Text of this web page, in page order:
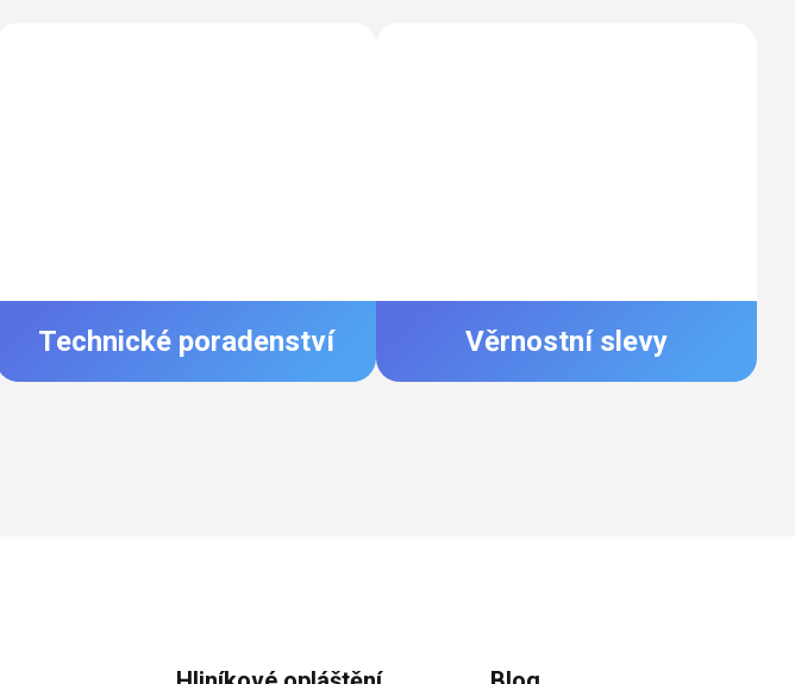
Technické poradenství Věrnostní slevy